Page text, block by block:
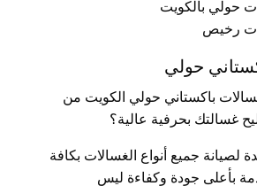
حولي
باكستاني حولي الكويت من
غسالتك بحرفية عالية؟
لصيانة جميع أنواع الغسالات بكافة
بأعلى جودة وكفاءة ليس